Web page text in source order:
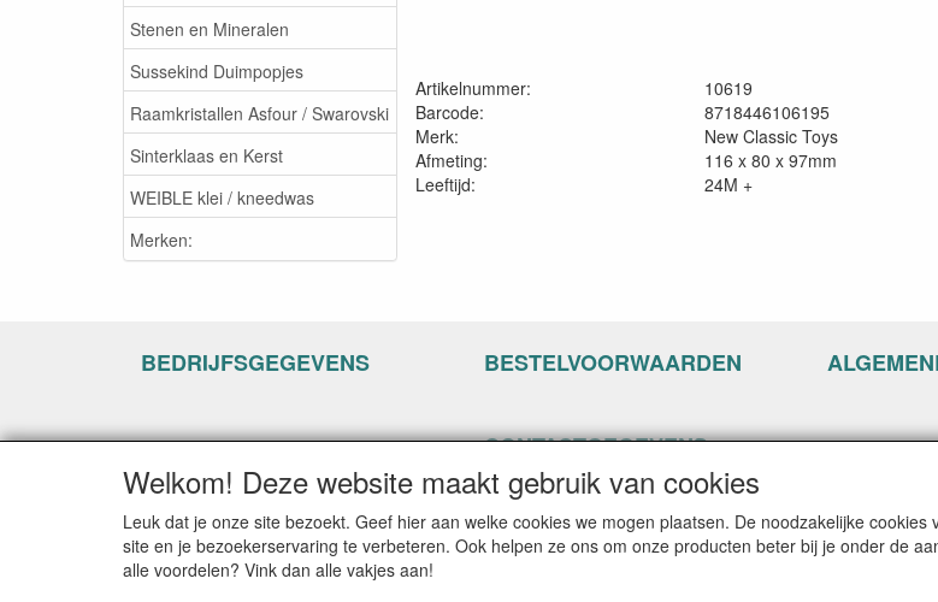
Stenen en Mineralen
Sussekind Duimpopjes
Raamkristallen Asfour / Swarovski
Sinterklaas en Kerst
WEIBLE klei / kneedwas
Merken:
Artikelnummer:
10619
Barcode:
8718446106195
Merk:
New Classic Toys
Afmeting:
116 x 80 x 97mm
Leeftijd:
24M +
BEDRIJFSGEGEVENS BESTELVOORWAARDEN
CONTACTGEGEVENS
www.happyseven.nl
Hogenhof 13-15
3861 CG Nijkerk
Welkom! Deze website maakt gebruik van cookies
Leuk dat je onze site bezoekt. Geef hier aan welke cookies we mogen plaatsen. De noodzakelijke
site en je bezoekerservaring te verbeteren. Ook helpen ze ons om onze producten beter bij je onder de
alle voordelen? Vink dan alle vakjes aan!